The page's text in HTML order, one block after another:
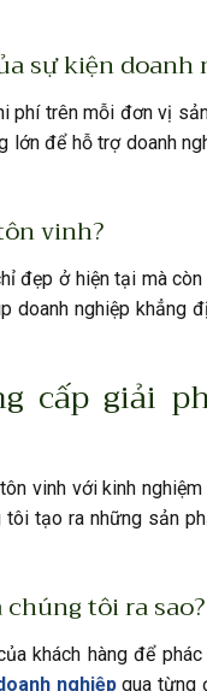
sự kiện doanh
phí trên mỗi đơn vị
lớn để hỗ trợ doanh
vinh?
đẹp ở hiện tại mà
doanh nghiệp khẳng
cấp giải
vinh với kinh nghiệm
tạo ra những sản
tôi ra sao?
khách hàng để
nghiệpqua từng